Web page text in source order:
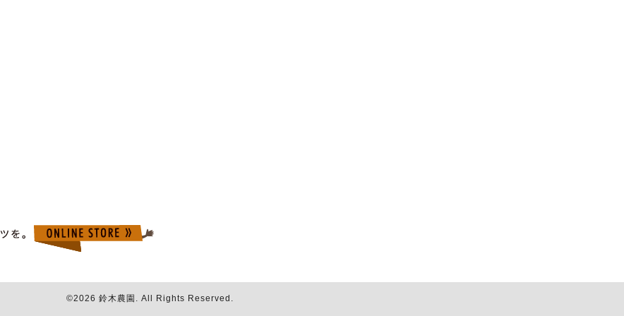
©2026 鈴木農園 . All Rights Reserved.